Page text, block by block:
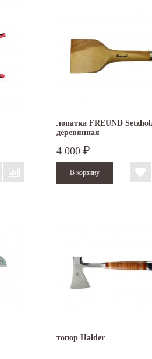
лопатка FREUND
деревянная
4 000 ₽
топор Halder